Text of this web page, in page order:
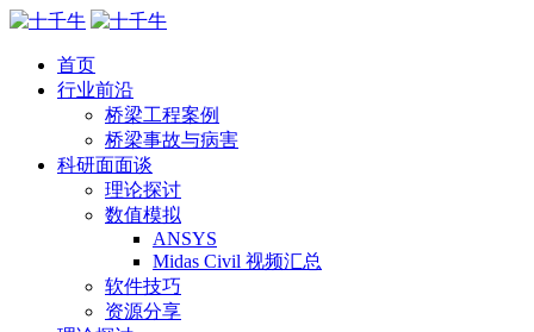
首页
行业前沿
桥梁工程案例
桥梁事故与病害
科研面面谈
理论探讨
数值模拟
ANSYS
Midas Civil 视频汇总
软件技巧
资源分享